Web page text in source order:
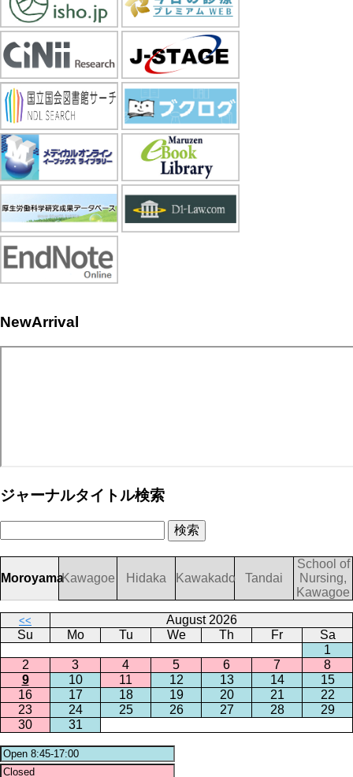
NewArrival
ジャーナルタイトル検索
MoroyamaKawagoe Hidaka Kawakado Tandai
School of
Nursing,
Kawagoe
<<
August 2026
Su
Mo Tu We Th Fr
Sa
1
2
3 4 5 6 7
8
9
10 11 12 13 14
15
16
17 18 19 20 21
22
23
24 25 26 27 28
29
30
31